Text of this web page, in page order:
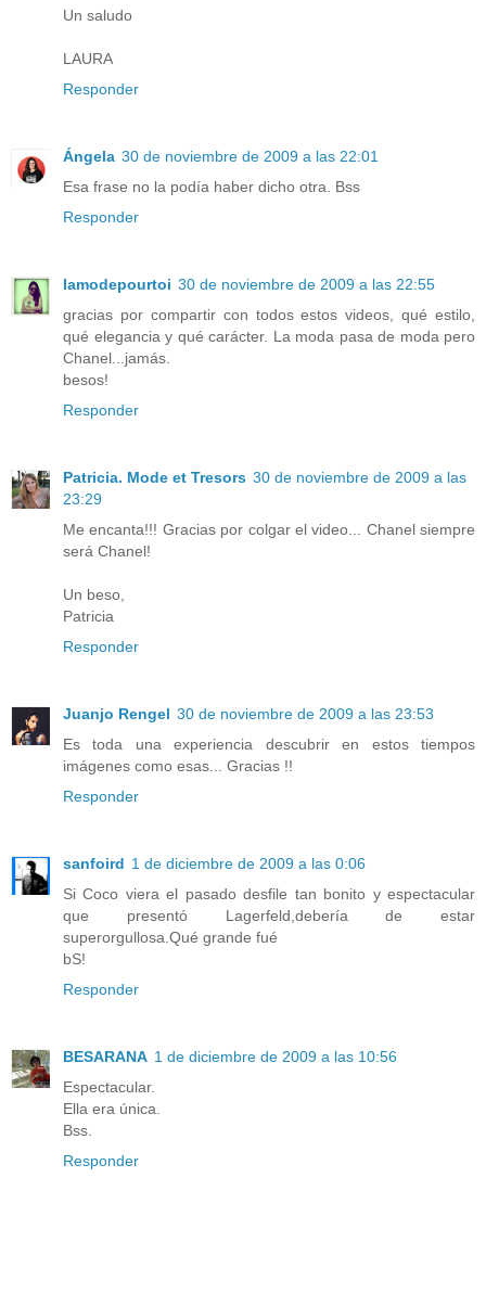
Un saludo
LAURA
Responder
Ángela 30 de noviembre de 2009 a las 22:01
Esa frase no la podía haber dicho otra. Bss
Responder
lamodepourtoi 30 de noviembre de 2009 a las 22:55
gracias por compartir con todos estos videos, qué estilo,
qué elegancia y qué carácter. La moda pasa de moda pero
Chanel...jamás.
besos!
Responder
Patricia. Mode et Tresors 30 de noviembre de 2009 a las
23:29
Me encanta!!! Gracias por colgar el video... Chanel siempre
será Chanel!
Un beso,
Patricia
Responder
Juanjo Rengel 30 de noviembre de 2009 a las 23:53
Es toda una experiencia descubrir en estos tiempos
imágenes como esas... Gracias !!
Responder
sanfoird 1 de diciembre de 2009 a las 0:06
Si Coco viera el pasado desfile tan bonito y espectacular
que presentó Lagerfeld,debería de estar
superorgullosa.Qué grande fué
bS!
Responder
BESARANA 1 de diciembre de 2009 a las 10:56
Espectacular.
Ella era única.
Bss.
Responder